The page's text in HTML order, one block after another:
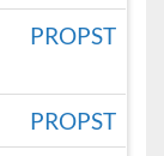
PROPST
PROPST